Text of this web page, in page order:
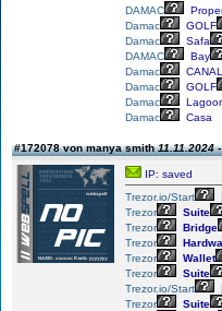
DAMAC
Damac
GOLF
Damac
Safa
DAMAC
Bay
Damac
CANAL
Damac
GOLF
Damac
Damac
Casa
#172078 von manya smith11.11.2024
IP: saved
Trezor.io/Start
Trezor
Suite
Trezor
Bridge
Trezor
Trezor
Wallet
Trezor
Suite
Trezor.io/Start
Trezor
Suite